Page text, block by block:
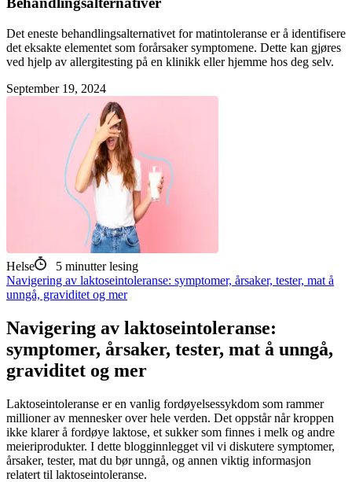
Det eneste behandlingsalternativet for matintoleranse er å identifisere
det eksakte elementet som forårsaker symptomene. Dette kan gjøres
ved hjelp av allergitesting på en klinikk eller hjemme hos deg selv.
September 19, 2024
Helse 5 minutter lesing
Navigering av laktoseintoleranse: symptomer, årsaker, tester, mat å
unngå, graviditet og mer
Navigering av laktoseintoleranse:
symptomer, årsaker, tester, mat å unngå,
graviditet og mer
Laktoseintoleranse er en vanlig fordøyelsessykdom som rammer
millioner av mennesker over hele verden. Det oppstår når kroppen
ikke klarer å fordøye laktose, et sukker som finnes i melk og andre
meieriprodukter. I dette blogginnlegget vil vi diskutere symptomer,
årsaker, tester, mat du bør unngå, og annen viktig informasjon
relatert til laktoseintoleranse.